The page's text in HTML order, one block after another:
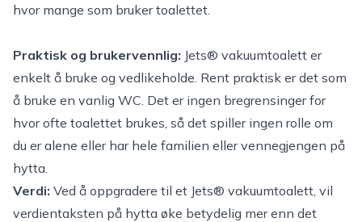
hvor mange som bruker toalettet.
Praktisk og brukervennlig: Jets® vakuumtoalett er
enkelt å bruke og vedlikeholde. Rent praktisk er det som
å bruke en vanlig WC. Det er ingen bregrensinger for
hvor ofte toalettet brukes, så det spiller ingen rolle om
du er alene eller har hele familien eller vennegjengen på
hytta.
Verdi: Ved å oppgradere til et Jets® vakuumtoalett, vil
verdientaksten på hytta øke betydelig mer enn det